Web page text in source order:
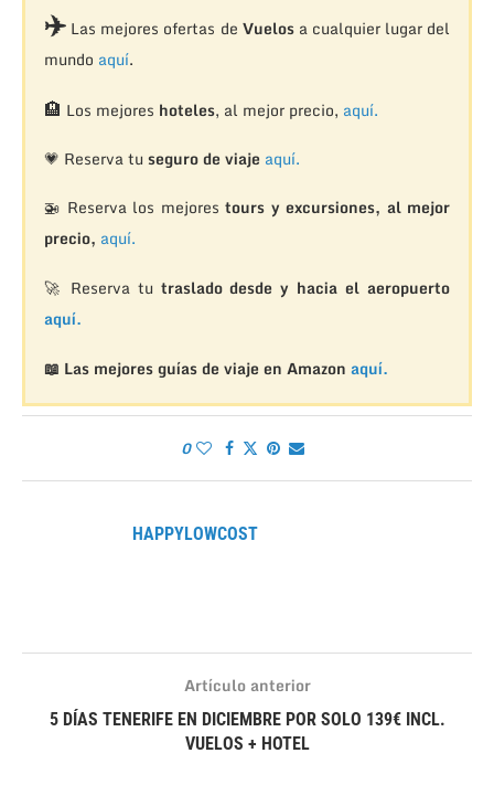
✈️Las mejores ofertas de Vuelosa cualquier lugar del
mundo aquí.
🏨 Los mejores hoteles, al mejor precio, aquí.
💗 Reserva tu seguro de viaje aquí.
🚁 Reserva los mejorestours y excursiones, al mejor
precio, aquí.
🚀 Reserva tu traslado desde y hacia el aeropuerto
aquí.
📖 Las mejores guías de viaje en Amazon aquí.
0
HAPPYLOWCOST
Artículo anterior
5 DÍAS TENERIFE EN DICIEMBRE POR SOLO 139€ INCL.
VUELOS + HOTEL